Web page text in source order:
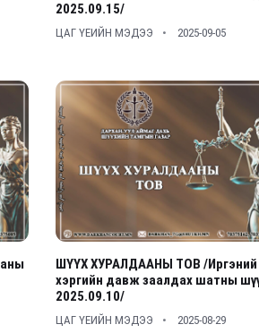
2025.09.15/
ЦАГ ҮЕИЙН МЭДЭЭ 2025-09-05
ШҮҮХ ХУРАЛДААНЫ ТОВ /Иргэний
хэргийн давж заалдах шатны
2025.09.10/
ЦАГ ҮЕИЙН МЭДЭЭ 2025-08-29